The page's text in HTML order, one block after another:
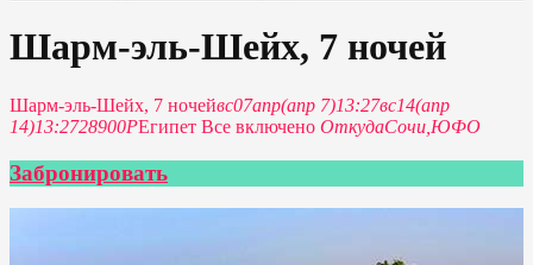
Шарм-эль-Шейх, 7 ночей
Шарм-эль-Шейх, 7 ночейвс07апр(апр 7)13:27вс14(апр
14)13:2728900РЕгипет Все включено ОткудаСочи, ЮФО
Забронировать